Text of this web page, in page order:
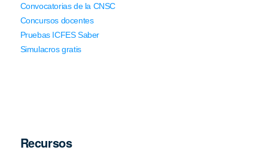
Convocatorias de la CNSC
Concursos docentes
Pruebas ICFES Saber
Simulacros gratis
Recursos